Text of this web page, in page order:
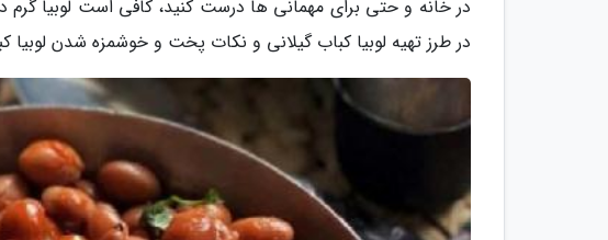
در خانه و حتی برای مهمانی ها درست کنید، کافی است لوبیا گرم
در طرز تهیه لوبیا کباب گیلانی و نکات پخت و خوشمزه شدن لوبیا